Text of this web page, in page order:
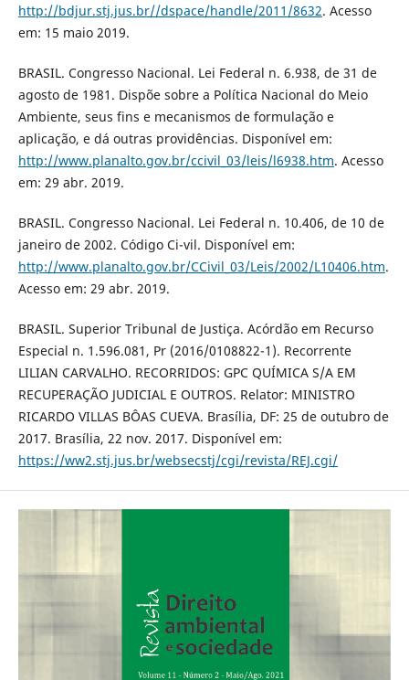
http://bdjur.stj.jus.br//dspace/handle/2011/8632. Acesso
em: 15 maio 2019.
BRASIL. Congresso Nacional. Lei Federal n. 6.938, de 31 de
agosto de 1981. Dispõe sobre a Política Nacional do Meio
Ambiente, seus fins e mecanismos de formulação e
aplicação, e dá outras providências. Disponível em:
http://www.planalto.gov.br/ccivil_03/leis/l6938.htm. Acesso
em: 29 abr. 2019.
BRASIL. Congresso Nacional. Lei Federal n. 10.406, de 10 de
janeiro de 2002. Código Ci-vil. Disponível em:
http://www.planalto.gov.br/CCivil_03/Leis/2002/L10406.htm.
Acesso em: 29 abr. 2019.
BRASIL. Superior Tribunal de Justiça. Acórdão em Recurso
Especial n. 1.596.081, Pr (2016/0108822-1). Recorrente
LILIAN CARVALHO. RECORRIDOS: GPC QUÍMICA S/A EM
RECUPERAÇÃO JUDICIAL E OUTROS. Relator: MINISTRO
RICARDO VILLAS BÔAS CUEVA. Brasília, DF: 25 de outubro de
2017. Brasília, 22 nov. 2017. Disponível em:
https://ww2.stj.jus.br/websecstj/cgi/revista/REJ.cgi/